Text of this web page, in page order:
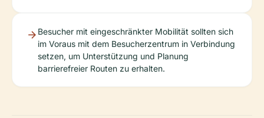
Besucher mit eingeschränkter Mobilität sollten sich
im Voraus mit dem Besucherzentrum in Verbindung
setzen, um Unterstützung und Planung
barrierefreier Routen zu erhalten.